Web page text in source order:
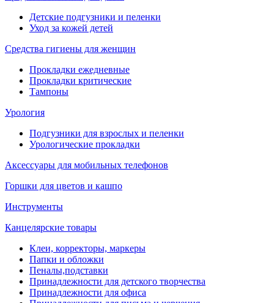
Детские подгузники и пеленки
Уход за кожей детей
Средства гигиены для женщин
Прокладки ежедневные
Прокладки критические
Тампоны
Урология
Подгузники для взрослых и пеленки
Урологические прокладки
Аксессуары для мобильных телефонов
Горшки для цветов и кашпо
Инструменты
Канцелярские товары
Клеи, корректоры, маркеры
Папки и обложки
Пеналы,подставки
Принадлежности для детского творчества
Принадлежности для офиса